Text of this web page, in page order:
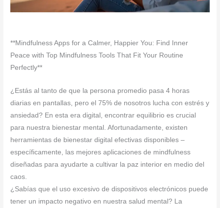
**Mindfulness Apps for a Calmer, Happier You: Find Inner
Peace with Top Mindfulness Tools That Fit Your Routine
Perfectly**
¿Estás al tanto de que la persona promedio pasa 4 horas
diarias en pantallas, pero el 75% de nosotros lucha con estrés y
ansiedad? En esta era digital, encontrar equilibrio es crucial
para nuestra bienestar mental. Afortunadamente, existen
herramientas de bienestar digital efectivas disponibles –
específicamente, las mejores aplicaciones de mindfulness
diseñadas para ayudarte a cultivar la paz interior en medio del
caos.
¿Sabías que el uso excesivo de dispositivos electrónicos puede
tener un impacto negativo en nuestra salud mental? La